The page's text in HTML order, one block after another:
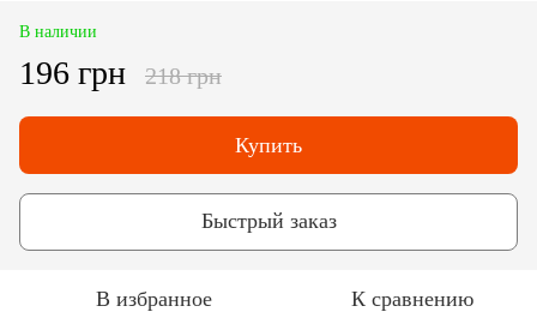
В наличии
196 грн 218 грн
Купить
Быстрый заказ
В избранное К сравнению